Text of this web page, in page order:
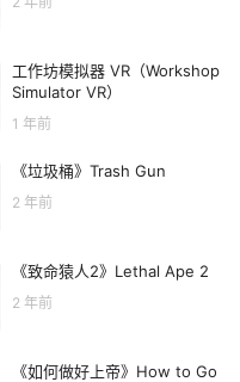
工作坊模拟器 VR（Workshop
Simulator VR）
1 年前
《垃圾桶》Trash Gun
2 年前
《致命猿人2》Lethal Ape 2
2 年前
《如何做好上帝》How to Go